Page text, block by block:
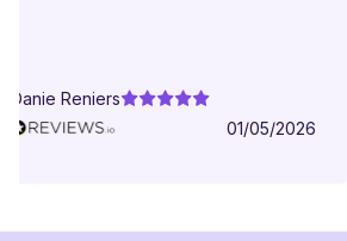
Danie Reniers
01/05/2026